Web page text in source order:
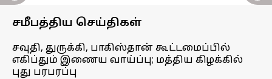
சமீபத்திய செய்திகள்
சவுதி, துருக்கி, பாகிஸ்தான் கூட்டமைப்பில்
எகிப்தும் இணைய வாய்ப்பு; மத்திய கிழக்கில்
புது பரபரப்பு